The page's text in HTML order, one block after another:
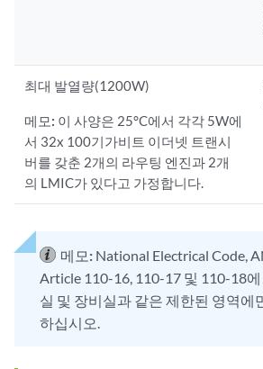
최대 발열량(1200W)
메모: 이 사양은 25°C에서 각각 5W에
서 32x 100기가비트 이더넷 트랜시
버를 갖춘 2개의 라우팅 엔진과 2개
의 LMIC가 있다고 가정합니다.
메모: National Electrical Code,
Article 110-16, 110-17 및 110-18에
실 및 장비실과 같은 제한된 영역에
하십시오.